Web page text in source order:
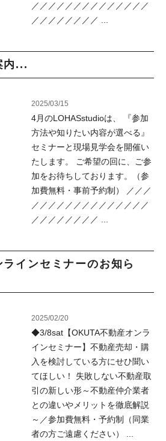
／／／／／／／／／／／／／／
／／／／／／／／ ...
内...
2025/03/15
4月のLOHASstudioは、 『参加
方法や知りたい内容が選べる』
セミナーと現場見学会を開催い
たします。 ご希望の回に、ご参
加をお待ちしております。（参
加費無料・事前予約制） ／／／
／／／／／／／／／／／／／／
／／／／／／／／ ...
インセミナーのお知ら
2025/02/20
◆3/8sat【OKUTA不動産オンラ
インセミナー】不動産売却・購
入を検討している方にせひ聞い
てほしい！ 失敗しない不動産取
引の新しい形～不動産仲介業者
との違いやメリットを徹底解説
～／参加費無料・予約制（同業
者の方ご遠慮ください） ...